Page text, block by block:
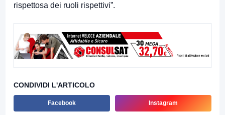
rispettosa dei ruoli rispettivi”.
CONDIVIDI L'ARTICOLO
Facebook Instagram